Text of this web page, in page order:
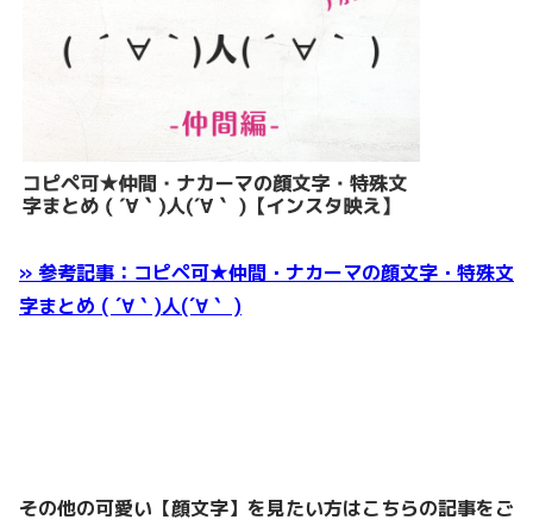
» 参考記事：コピペ可★仲間・ナカーマの顔文字・特殊文
字まとめ ( ´∀｀)人(´∀｀ )
その他の可愛い【顔文字】を見たい方はこちらの記事をご